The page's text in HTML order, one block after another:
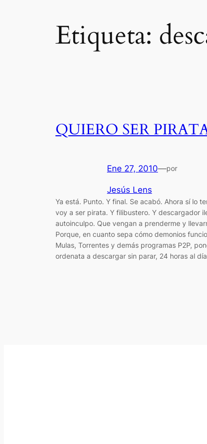
Etiqueta:
QUIERO SER
Ene 27, 2010—por
Jesús Lens
Ya está. Punto. Y final. Se acabó. Ahora sí lo
voy a ser pirata. Y filibustero. Y descargador
autoinculpo. Que vengan a prenderme y
Porque, en cuanto sepa cómo demonios
Mulas, Torrentes y demás programas P2P,
ordenata a descargar sin parar, 24 horas al